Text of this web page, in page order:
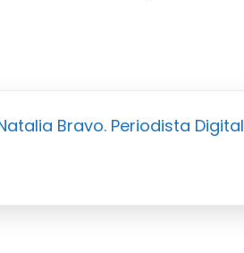
Bravo. Periodista Digital